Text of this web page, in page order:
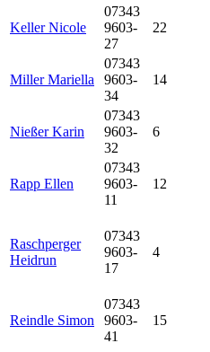
Keller Nicole
07343
9603-
27
22
Miller Mariella
07343
9603-
34
14
Nießer Karin
07343
9603-
32
6
Rapp Ellen
07343
9603-
11
12
Raschperger
Heidrun
07343
9603-
17
4
Reindle Simon
07343
9603-
41
15